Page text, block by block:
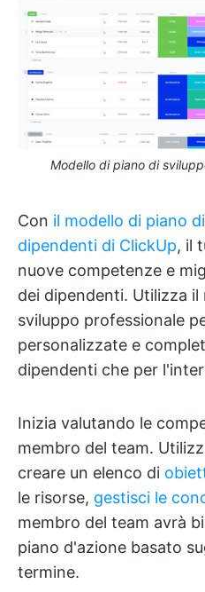
Modello di piano di
Con il modello di piano
dipendenti di ClickUp, il
nuove competenze e
dei dipendenti. Utilizza il
sviluppo professionale
personalizzate e
dipendenti che per
Inizia valutando le
membro del team.
creare un elenco di
le risorse, gestisci le
membro del team avrà
piano d'azione basato
termine.